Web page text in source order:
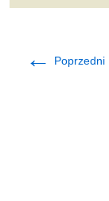
← Poprzedni